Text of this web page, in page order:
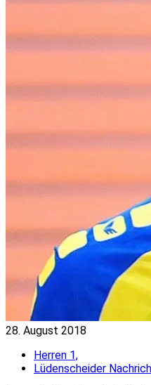
28. August 2018
Herren 1,
Lüdenscheider